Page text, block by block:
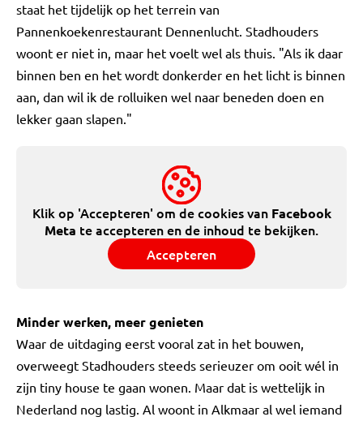
staat het tijdelijk op het terrein van
Pannenkoekenrestaurant Dennenlucht. Stadhouders
woont er niet in, maar het voelt wel als thuis. "Als ik daar
binnen ben en het wordt donkerder en het licht is binnen
aan, dan wil ik de rolluiken wel naar beneden doen en
lekker gaan slapen."
Klik op 'Accepteren' om de cookies van Facebook
Meta te accepteren en de inhoud te bekijken.
Accepteren
Minder werken, meer genieten
Waar de uitdaging eerst vooral zat in het bouwen,
overweegt Stadhouders steeds serieuzer om ooit wél in
zijn tiny house te gaan wonen. Maar dat is wettelijk in
Nederland nog lastig. Al woont in Alkmaar al wel iemand